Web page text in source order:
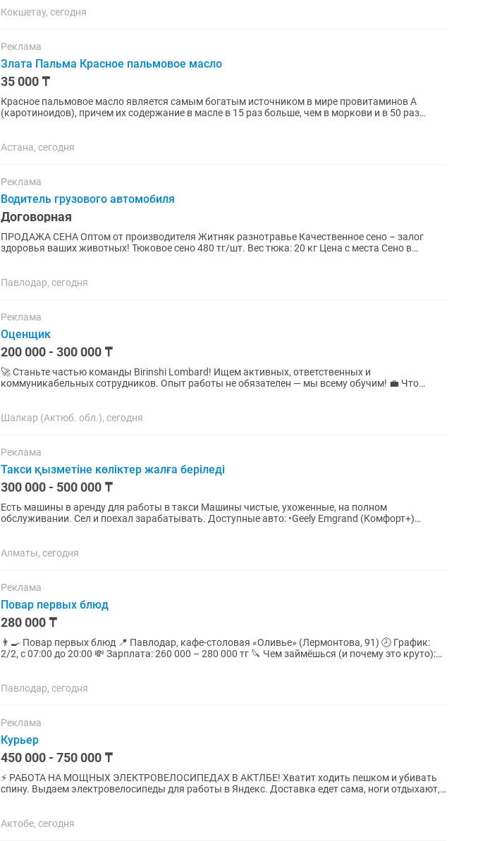
Кокшетау, сегодня
Реклама
Злата Пальма Красное пальмовое масло
35 000 ₸
Красное пальмовое масло является самым богатым источником в мире провитаминов А
(каротиноидов), причем их содержание в масле в 15 раз больше, чем в моркови и в 50 раз
Астана, сегодня
Реклама
Водитель грузового автомобиля
Договорная
ПРОДАЖА СЕНА Оптом от производителя Житняк разнотравье Качественное сено – залог
здоровья ваших животных! Тюковое сено 480 тг/шт. Вес тюка: 20 кг Цена с места Сено в
Павлодар, сегодня
Реклама
Оценщик
200 000 - 300 000 ₸
🚀 Станьте частью команды Birinshi Lombard! Ищем активных, ответственных и
коммуникабельных сотрудников. Опыт работы не обязателен — мы всему обучим! 💼 Что
Шалкар (Актюб. обл.), сегодня
Реклама
Такси қызметіне көліктер жалға беріледі
300 000 - 500 000 ₸
Есть машины в аренду для работы в такси Машины чистые, ухоженные, на полном
обслуживании. Сел и поехал зарабатывать. Доступные авто: •Geely Emgrand (Комфорт+)
Алматы, сегодня
Реклама
Повар первых блюд
280 000 ₸
👨🍳 Повар первых блюд 📍 Павлодар, кафе-столовая «Оливье» (Лермонтова, 91) 🕗 График:
2/2, с 07:00 до 20:00 💸 Зарплата: 260 000 – 280 000 тг 🔪 Чем займёшься (и почему это круто):
Павлодар, сегодня
Реклама
Курьер
450 000 - 750 000 ₸
⚡️ РАБОТА НА МОЩНЫХ ЭЛЕКТРОВЕЛОСИПЕДАХ В АКТЛБЕ! Хватит ходить пешком и убивать
спину. Выдаем электровелосипеды для работы в Яндекс. Доставка едет сама, ноги отдыхают,
Актобе, сегодня